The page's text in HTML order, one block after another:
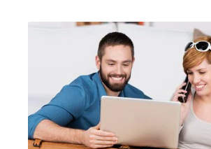
die Betriebe unter Druck.